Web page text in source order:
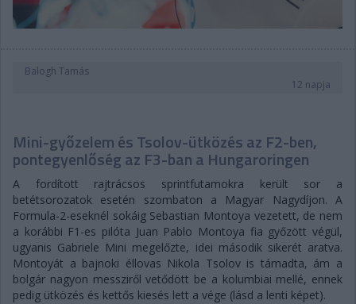
Balogh Tamás
12 napja
Mini-győzelem és Tsolov-ütközés az F2-ben,
pontegyenlőség az F3-ban a Hungaroringen
A fordított rajtrácsos sprintfutamokra került sor a
betétsorozatok esetén szombaton a Magyar Nagydíjon. A
Formula-2-eseknél sokáig Sebastian Montoya vezetett, de nem
a korábbi F1-es pilóta Juan Pablo Montoya fia győzött végül,
ugyanis Gabriele Mini megelőzte, idei második sikerét aratva.
Montoyát a bajnoki éllovas Nikola Tsolov is támadta, ám a
bolgár nagyon messziről vetődött be a kolumbiai mellé, ennek
pedig ütközés és kettős kiesés lett a vége (lásd a lenti képet).